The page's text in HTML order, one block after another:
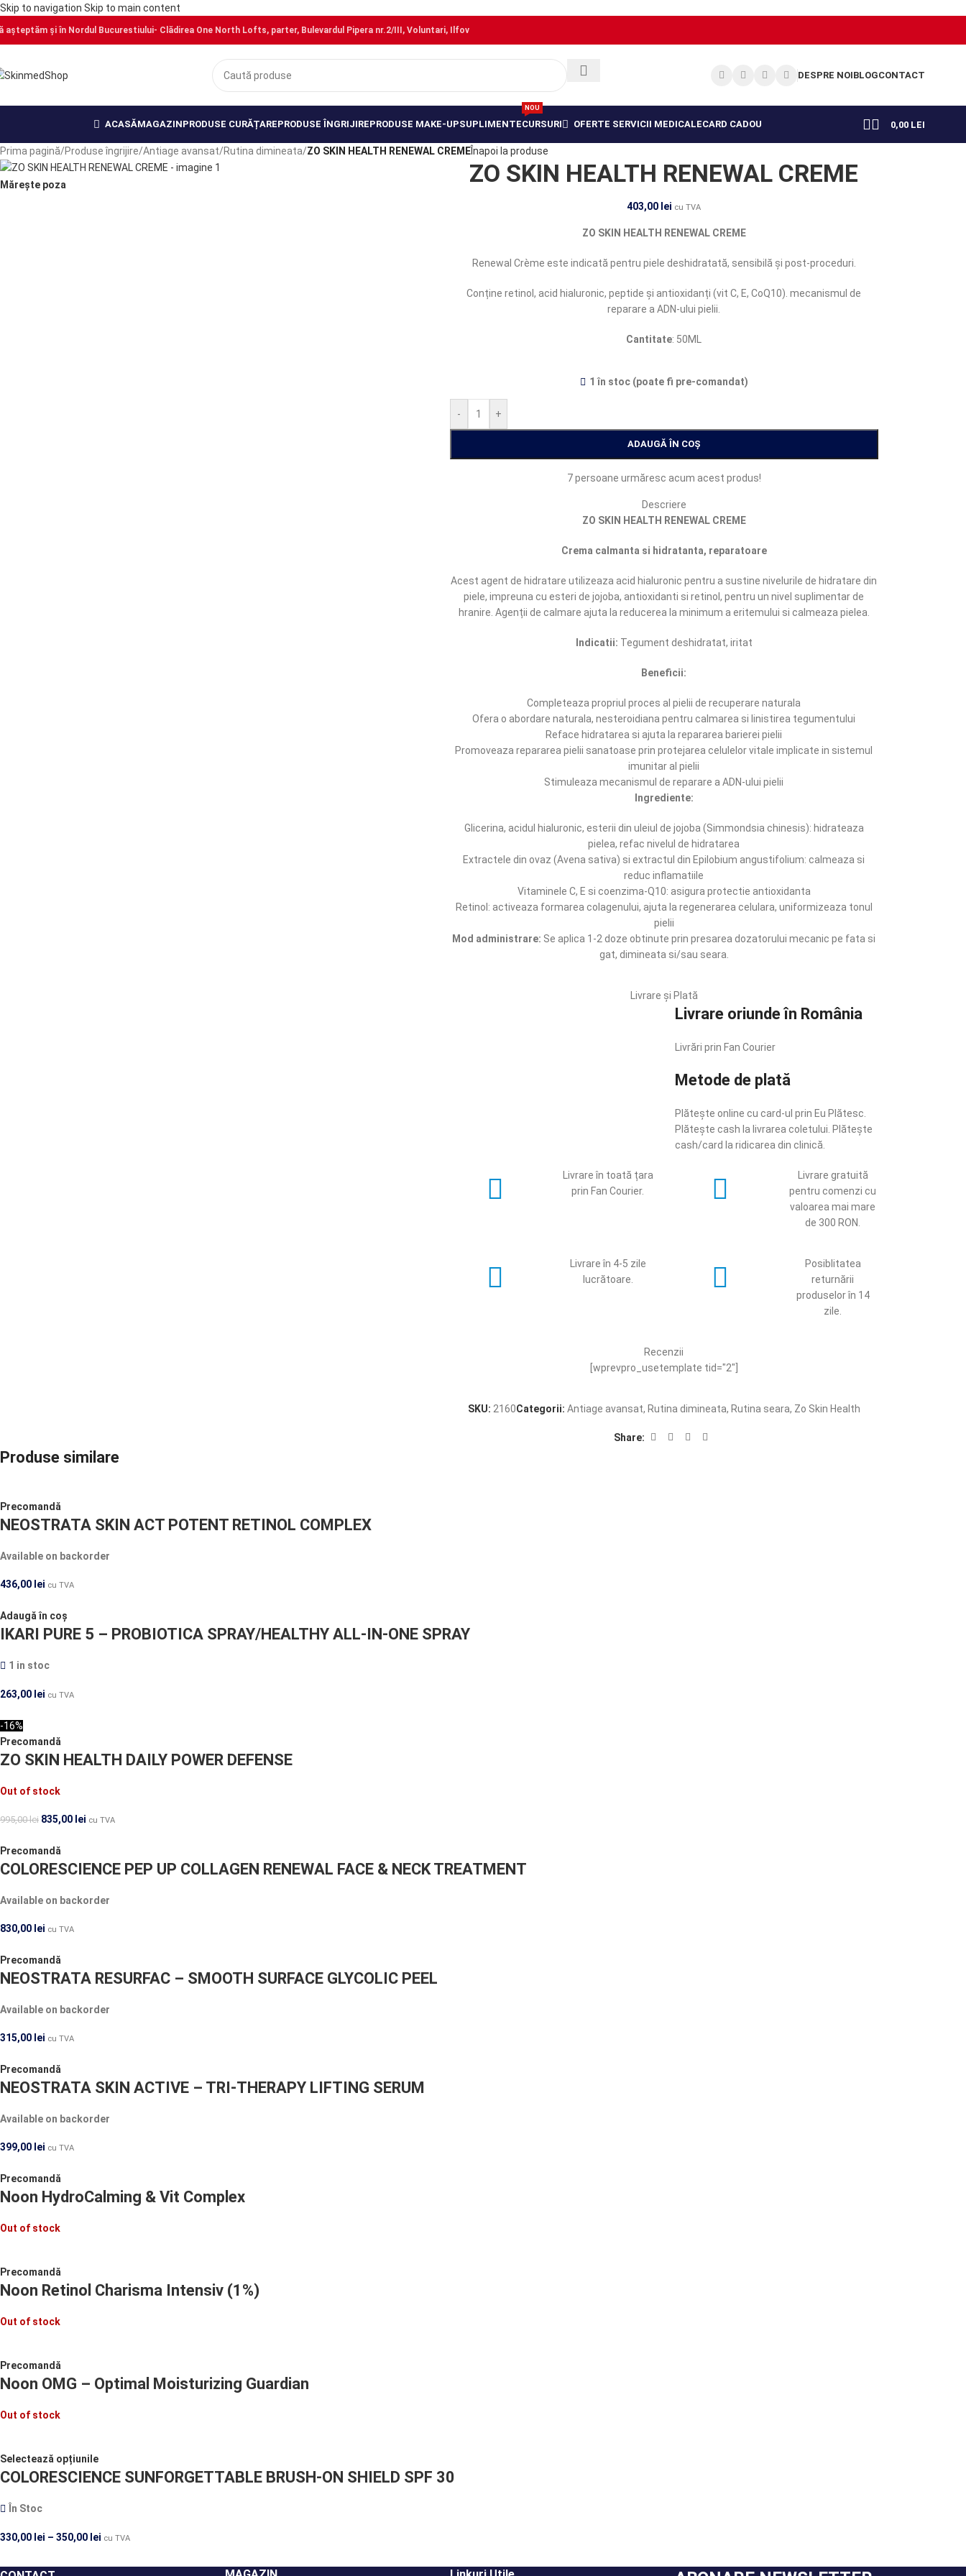
Skip to navigation Skip to main content
așteptăm și în Nordul Bucurestiului- Clădirea One North Lofts, parter, Bulevardul Pipera nr.2/III, Voluntari, Ilfov
DESPRE NOIBLOGCONTACT
ACASĂMAGAZINPRODUSE CURĂȚAREPRODUSE ÎNGRIJIREPRODUSE MAKE-UPSUPLIMENTECURSURI
NOU
OFERTE SERVICII MEDICALECARD CADOU 0,00 LEI
Prima pagină/Produse îngrijire/Antiage avansat/Rutina dimineata/ZO SKIN HEALTH RENEWAL CREMEÎnapoi la produse
Mărește poza ZO SKIN HEALTH RENEWAL CREME
403,00 lei cu TVA
ZO SKIN HEALTH RENEWAL CREME
Renewal Crème este indicată pentru piele deshidratată, sensibilă și post-proceduri.
Conține retinol, acid hialuronic, peptide și antioxidanți (vit C, E, CoQ10). mecanismul de
reparare a ADN-ului pielii.
Cantitate: 50ML
1 în stoc (poate fi pre-comandat)
- +
ADAUGĂ ÎN COȘ
7persoane urmăresc acum acest produs!
Descriere
ZO SKIN HEALTH RENEWAL CREME
Crema calmanta si hidratanta, reparatoare
Acest agent de hidratare utilizeaza acid hialuronic pentru a sustine nivelurile de hidratare din
piele, impreuna cu esteri de jojoba, antioxidanti si retinol, pentru un nivel suplimentar de
hranire. Agenții de calmare ajuta la reducerea la minimum a eritemului si calmeaza pielea.
Indicatii: Tegument deshidratat, iritat
Beneficii:
Completeaza propriul proces al pielii de recuperare naturala
Ofera o abordare naturala, nesteroidiana pentru calmarea si linistirea tegumentului
Reface hidratarea si ajuta la repararea barierei pielii
Promoveaza repararea pielii sanatoase prin protejarea celulelor vitale implicate in sistemul
imunitar al pielii
Stimuleaza mecanismul de reparare a ADN-ului pielii
Ingrediente:
Glicerina, acidul hialuronic, esterii din uleiul de jojoba (Simmondsia chinesis): hidrateaza
pielea, refac nivelul de hidratarea
Extractele din ovaz (Avena sativa) si extractul din Epilobium angustifolium: calmeaza si
reduc inflamatiile
Vitaminele C, E si coenzima-Q10: asigura protectie antioxidanta
Retinol: activeaza formarea colagenului, ajuta la regenerarea celulara, uniformizeaza tonul
pielii
Mod administrare: Se aplica 1-2 doze obtinute prin presarea dozatorului mecanic pe fata si
gat, dimineata si/sau seara.
Livrare și Plată
Livrare oriunde în România
Livrări prin Fan Courier
Metode de plată
Plătește online cu card-ul prin Eu Plătesc.
Plătește cash la livrarea coletului. Plătește
cash/card la ridicarea din clinică.
Livrare în toată țara
prin Fan Courier.
Livrare gratuită
pentru comenzi cu
valoarea mai mare
de 300 RON.
Livrare în 4-5 zile
lucrătoare.
Posiblitatea
returnării
produselor în 14
zile.
Recenzii
[wprevpro_usetemplate tid="2"]
SKU: 2160Categorii: Antiage avansat, Rutina dimineata, Rutina seara, Zo Skin Health
Share:
Produse similare
Precomandă
NEOSTRATA SKIN ACT POTENT RETINOL COMPLEX
Available on backorder
436,00 lei cu TVA
Adaugă în coș
IKARI PURE 5 – PROBIOTICA SPRAY/HEALTHY ALL-IN-ONE SPRAY
1 in stoc
263,00 lei cu TVA
-16%
Precomandă
ZO SKIN HEALTH DAILY POWER DEFENSE
Out of stock
995,00lei 835,00 lei cu TVA
Precomandă
COLORESCIENCE PEP UP COLLAGEN RENEWAL FACE & NECK TREATMENT
Available on backorder
830,00 lei cu TVA
Precomandă
NEOSTRATA RESURFAC – SMOOTH SURFACE GLYCOLIC PEEL
Available on backorder
315,00 lei cu TVA
Precomandă
NEOSTRATA SKIN ACTIVE – TRI-THERAPY LIFTING SERUM
Available on backorder
399,00 lei cu TVA
Precomandă
Noon HydroCalming & Vit Complex
Out of stock
Precomandă
Noon Retinol Charisma Intensiv (1%)
Out of stock
Precomandă
Noon OMG – Optimal Moisturizing Guardian
Out of stock
Selectează opțiunile
COLORESCIENCE SUNFORGETTABLE BRUSH-ON SHIELD SPF 30
În Stoc
330,00 lei – 350,00 lei cu TVA